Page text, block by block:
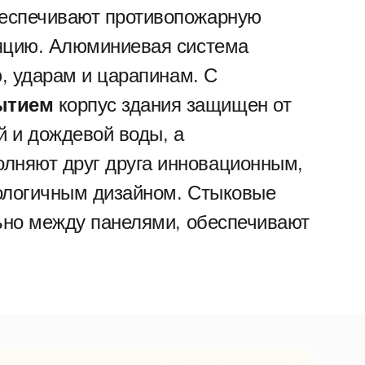
противопожарную
Алюминиевая система
ударам и царапинам. С
корпус здания защищен от
и дождевой воды, а
друг друга инновационным,
дизайном. Стыковые
между панелями, обеспечивают